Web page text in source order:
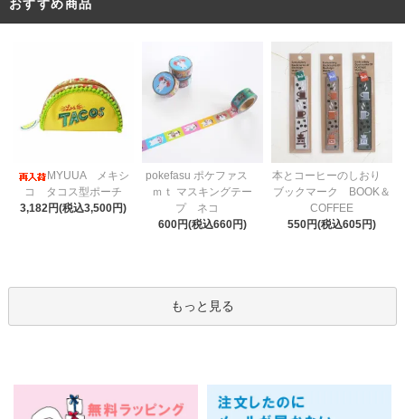
おすすめ商品
MYUUA メキシ
コ タコス型ポーチ
3,182円(税込3,500円)
pokefasu ポケファス
ｍｔ マスキングテー
プ ネコ
600円(税込660円)
本とコーヒーのしおり
ブックマーク BOOK＆
COFFEE
550円(税込605円)
もっと見る